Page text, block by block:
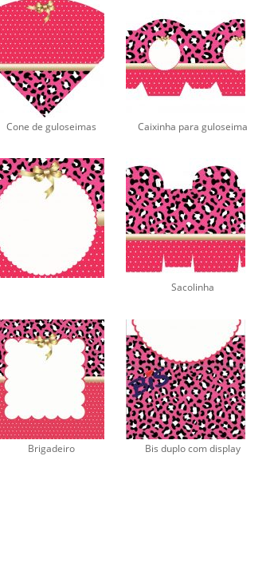
Cone de guloseimas Caixinha para guloseima
Sacolinha
Brigadeiro Bis duplo com display